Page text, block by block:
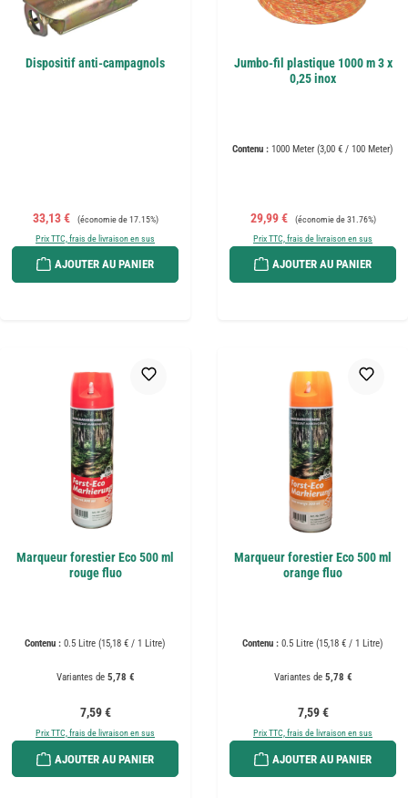
Dispositif anti-campagnols
Prix de vente :
33,13 € Prix régulier :
(économie de 17.15%)
Prix TTC, frais de livraison en sus
AJOUTER AU PANIER
Jumbo-fil plastique 1000 m 3 x
0,25 inox
Contenu : 1000 Meter (3,00 € / 100 Meter)
Prix de vente :
29,99 € Prix régulier :
(économie de 31.76%)
Prix TTC, frais de livraison en sus
AJOUTER AU PANIER
Marqueur forestier Eco 500 ml
rouge fluo
Contenu : 0.5 Litre (15,18 € / 1 Litre)
Variantes de5,78 €
Prix régulier :
7,59 €
Prix TTC, frais de livraison en sus
AJOUTER AU PANIER
Marqueur forestier Eco 500 ml
orange fluo
Contenu : 0.5 Litre (15,18 € / 1 Litre)
Variantes de5,78 €
Prix régulier :
7,59 €
Prix TTC, frais de livraison en sus
AJOUTER AU PANIER